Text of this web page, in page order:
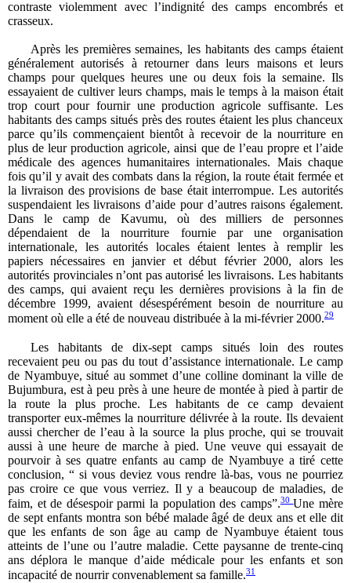
contraste violemment avec l’indignité des camps encombrés et
crasseux.
Après les premières semaines, les habitants des camps étaient
généralement autorisés à retourner dans leurs maisons et leurs
champs pour quelques heures une ou deux fois la semaine. Ils
essayaient de cultiver leurs champs, mais le temps à la maison était
trop court pour fournir une production agricole suffisante. Les
habitants des camps situés près des routes étaient les plus chanceux
parce qu’ils commençaient bientôt à recevoir de la nourriture en
plus de leur production agricole, ainsi que de l’eau propre et l’aide
médicale des agences humanitaires internationales. Mais chaque
fois qu’il y avait des combats dans la région, la route était fermée et
la livraison des provisions de base était interrompue. Les autorités
suspendaient les livraisons d’aide pour d’autres raisons également.
Dans le camp de Kavumu, où des milliers de personnes
dépendaient de la nourriture fournie par une organisation
internationale, les autorités locales étaient lentes à remplir les
papiers nécessaires en janvier et début février 2000, alors les
autorités provinciales n’ont pas autorisé les livraisons. Les habitants
des camps, qui avaient reçu les dernières provisions à la fin de
décembre 1999, avaient désespérément besoin de nourriture au
moment où elle a été de nouveau distribuée à la mi-février 2000.29
Les habitants de dix-sept camps situés loin des routes
recevaient peu ou pas du tout d’assistance internationale. Le camp
de Nyambuye, situé au sommet d’une colline dominant la ville de
Bujumbura, est à peu près à une heure de montée à pied à partir de
la route la plus proche. Les habitants de ce camp devaient
transporter eux-mêmes la nourriture délivrée à la route. Ils devaient
aussi chercher de l’eau à la source la plus proche, qui se trouvait
aussi à une heure de marche à pied. Une veuve qui essayait de
pourvoir à ses quatre enfants au camp de Nyambuye a tiré cette
conclusion, “ si vous deviez vous rendre là-bas, vous ne pourriez
pas croire ce que vous verriez. Il y a beaucoup de maladies, de
faim, et de désespoir parmi la population des camps”.30Une mère
de sept enfants montra son bébé malade âgé de deux ans et elle dit
que les enfants de son âge au camp de Nyambuye étaient tous
atteints de l’une ou l’autre maladie. Cette paysanne de trente-cinq
ans déplora le manque d’aide médicale pour les enfants et son
incapacité de nourrir convenablement sa famille.31